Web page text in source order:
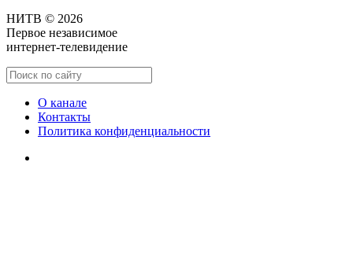
НИТВ © 2026
Первое независимое
интернет-телевидение
О канале
Контакты
Политика конфиденциальности